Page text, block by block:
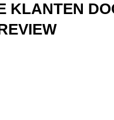
KLANTEN